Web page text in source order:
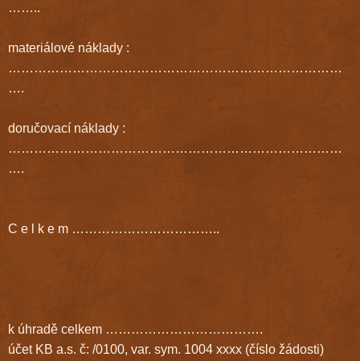
……..
materiálové náklady :
……………………………………………………………………
….
doručovací náklady :
……………………………………………………………………
….
C e l k e m ……………………………..
k úhradě celkem ……………………………….
účet KB a.s. č: /0100, var. sym. 1004 xxxx (číslo žádosti)